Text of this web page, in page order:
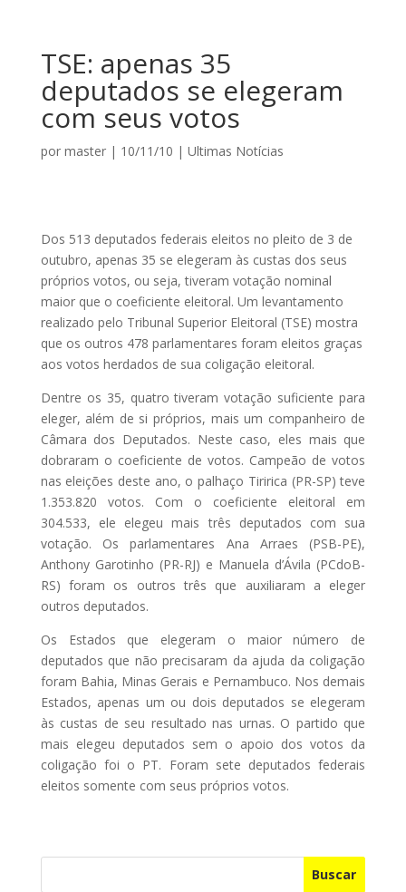
TSE: apenas 35
deputados se elegeram
com seus votos
por master| 10/11/10 | Ultimas Notícias
Dos 513 deputados federais eleitos no pleito de 3 de
outubro, apenas 35 se elegeram às custas dos seus
próprios votos, ou seja, tiveram votação nominal
maior que o coeficiente eleitoral. Um levantamento
realizado pelo Tribunal Superior Eleitoral (TSE) mostra
que os outros 478 parlamentares foram eleitos graças
aos votos herdados de sua coligação eleitoral.
Dentre os 35, quatro tiveram votação suficiente para
eleger, além de si próprios, mais um companheiro de
Câmara dos Deputados. Neste caso, eles mais que
dobraram o coeficiente de votos. Campeão de votos
nas eleições deste ano, o palhaço Tiririca (PR-SP) teve
1.353.820 votos. Com o coeficiente eleitoral em
304.533, ele elegeu mais três deputados com sua
votação. Os parlamentares Ana Arraes (PSB-PE),
Anthony Garotinho (PR-RJ) e Manuela d’Ávila (PCdoB-
RS) foram os outros três que auxiliaram a eleger
outros deputados.
Os Estados que elegeram o maior número de
deputados que não precisaram da ajuda da coligação
foram Bahia, Minas Gerais e Pernambuco. Nos demais
Estados, apenas um ou dois deputados se elegeram
às custas de seu resultado nas urnas. O partido que
mais elegeu deputados sem o apoio dos votos da
coligação foi o PT. Foram sete deputados federais
eleitos somente com seus próprios votos.
Buscar